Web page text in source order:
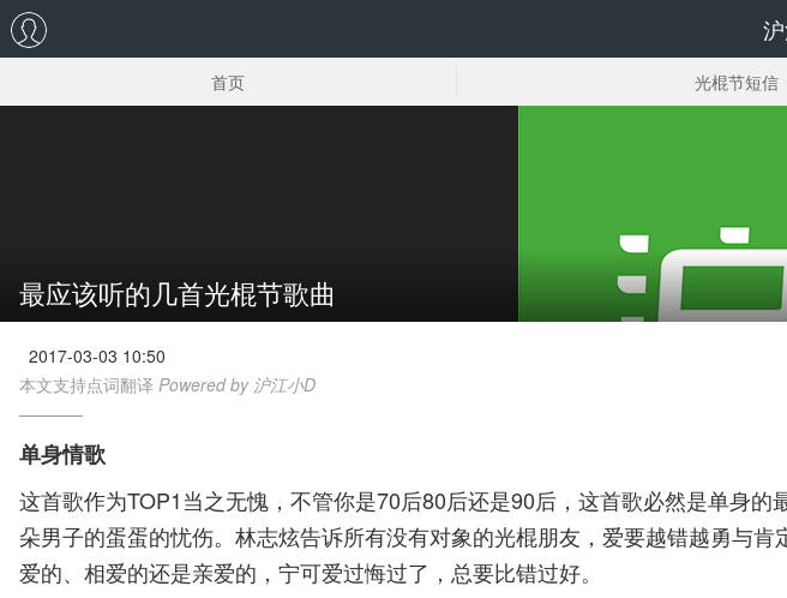
首页 光棍节短信
最应该听的几首光棍节歌曲
2017-03-03 10:50
本文支持点词翻译 Powered by 沪江小D
单身情歌
这首歌作为TOP1当之无愧，不管你是70后80后还是90后，这首歌必然是单身
朵男子的蛋蛋的忧伤。林志炫告诉所有没有对象的光棍朋友，爱要越错越勇与
爱的、相爱的还是亲爱的，宁可爱过悔过了，总要比错过好。